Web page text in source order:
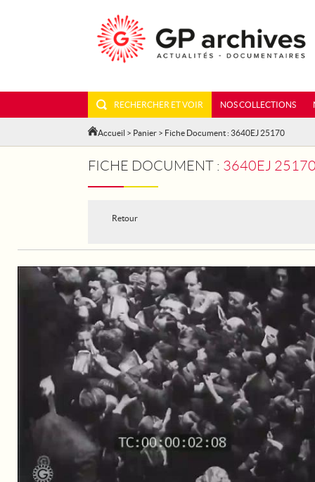
RECHERCHER ET VOIR NOS COLLECTIONS
Accueil > Panier > Fiche Document : 3640EJ 25170
FICHE DOCUMENT : 3640EJ 25170
Retour